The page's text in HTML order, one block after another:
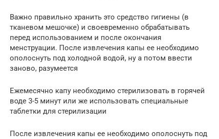
Важно правильно хранить это средство гигиены (в
тканевом мешочке) и своевременно обрабатывать
перед использованием и после окончания
менструации. После извлечения капы ее необходимо
ополоснуть под холодной водой, ну а потом ввести
заново, разумеется
Ежемесячно капу необходимо стерилизовать в горячей
воде 3-5 минут или же использовать специальные
таблетки для стерилизации
После извлечения капы ее необходимо ополоснуть под